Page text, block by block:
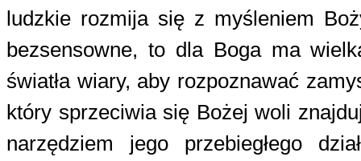
ludzkie rozmija się z myśleniem
bezsensowne, to dla Boga ma
światła wiary, aby rozpoznawać
który sprzeciwia się Bożej woli
narzędziem jego przebiegłego